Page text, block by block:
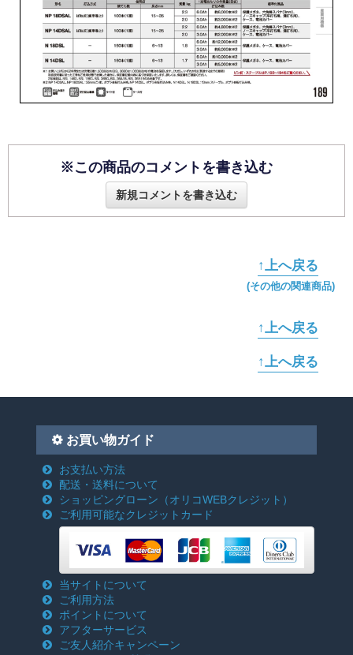
※この商品のコメントを書き込む
新規コメントを書き込む
↑上へ戻る
(その他の関連商品)
↑上へ戻る
↑上へ戻る
お買い物ガイド
お支払い方法
配送・送料について
ショッピングローン （オリコWEBクレジット）
ご利用可能なクレジットカード
当サイトについて
ご利用方法
ポイントについて
アフターサービス
ご友人紹介キャンペーン